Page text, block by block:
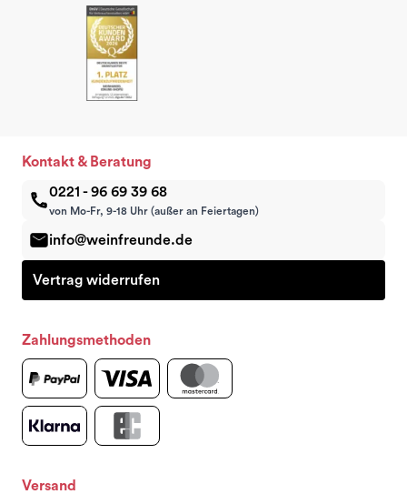
Kontakt & Beratung
0221 - 96 69 39 68
von Mo-Fr, 9-18 Uhr (außer an Feiertagen)
info@weinfreunde.de
Vertrag widerrufen
Zahlungsmethoden
Versand